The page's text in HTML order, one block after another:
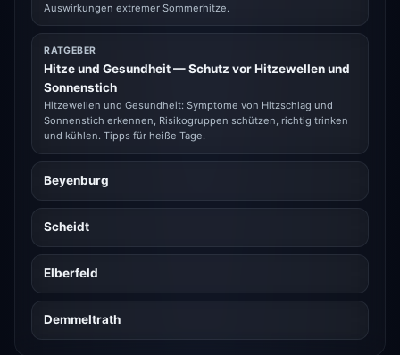
Auswirkungen extremer Sommerhitze.
RATGEBER
Hitze und Gesundheit — Schutz vor Hitzewellen und
Sonnenstich
Hitzewellen und Gesundheit: Symptome von Hitzschlag und
Sonnenstich erkennen, Risikogruppen schützen, richtig trinken
und kühlen. Tipps für heiße Tage.
Beyenburg
Scheidt
Elberfeld
Demmeltrath